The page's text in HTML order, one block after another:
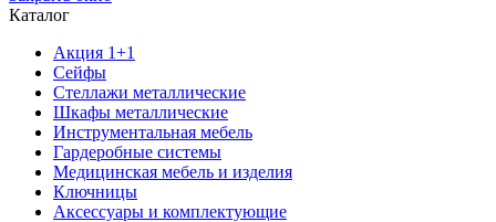
Каталог
Акция 1+1
Сейфы
Стеллажи металлические
Шкафы металлические
Инструментальная мебель
Гардеробные системы
Медицинская мебель и изделия
Ключницы
Аксессуары и комплектующие